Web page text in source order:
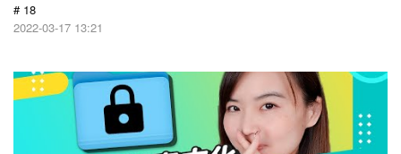
# 18
2022-03-17 13:21